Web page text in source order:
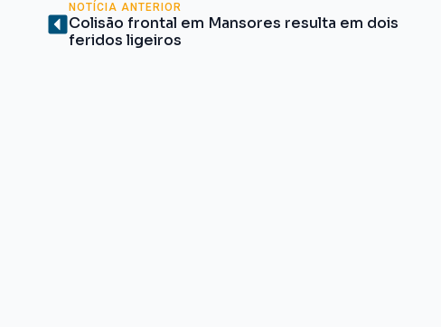
NOTÍCIA ANTERIOR
Colisão frontal em Mansores resulta em dois
feridos ligeiros